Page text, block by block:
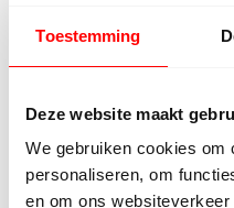
Toestemming
Deze website maakt
We gebruiken cookies om
personaliseren, om
en om ons